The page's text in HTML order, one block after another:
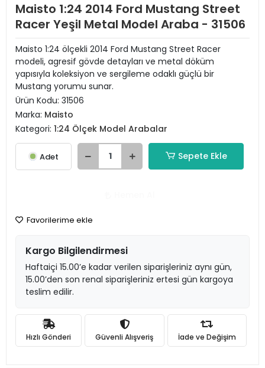
Maisto 1:24 2014 Ford Mustang Street
Racer Yeşil Metal Model Araba - 31506
Maisto 1:24 ölçekli 2014 Ford Mustang Street Racer
modeli, agresif gövde detayları ve metal döküm
yapısıyla koleksiyon ve sergileme odaklı güçlü bir
Mustang yorumu sunar.
Ürün Kodu: 31506
Marka: Maisto
Kategori: 1:24 Ölçek Model Arabalar
Adet Sepete Ekle
Favorilerime ekle
Kargo Bilgilendirmesi
Haftaiçi 15.00’e kadar verilen siparişleriniz aynı gün,
15.00’den son renal siparişleriniz ertesi gün kargoya
teslim edilir.
Hızlı Gönderi Güvenli Alışveriş İade ve Değişim